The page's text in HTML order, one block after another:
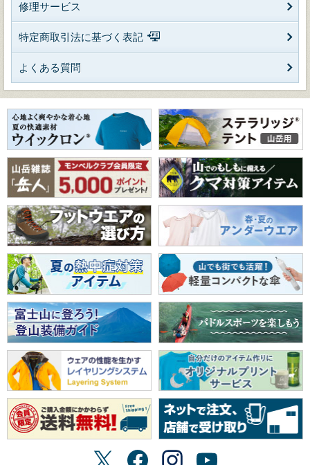
修理サービス
特定商取引法に基づく表記
よくある質問